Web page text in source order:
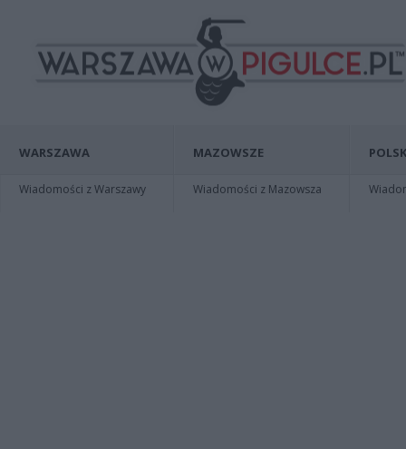
WARSZAWA
Wiadomości z Warszawy
MAZOWSZE
Wiadomości z Mazowsza